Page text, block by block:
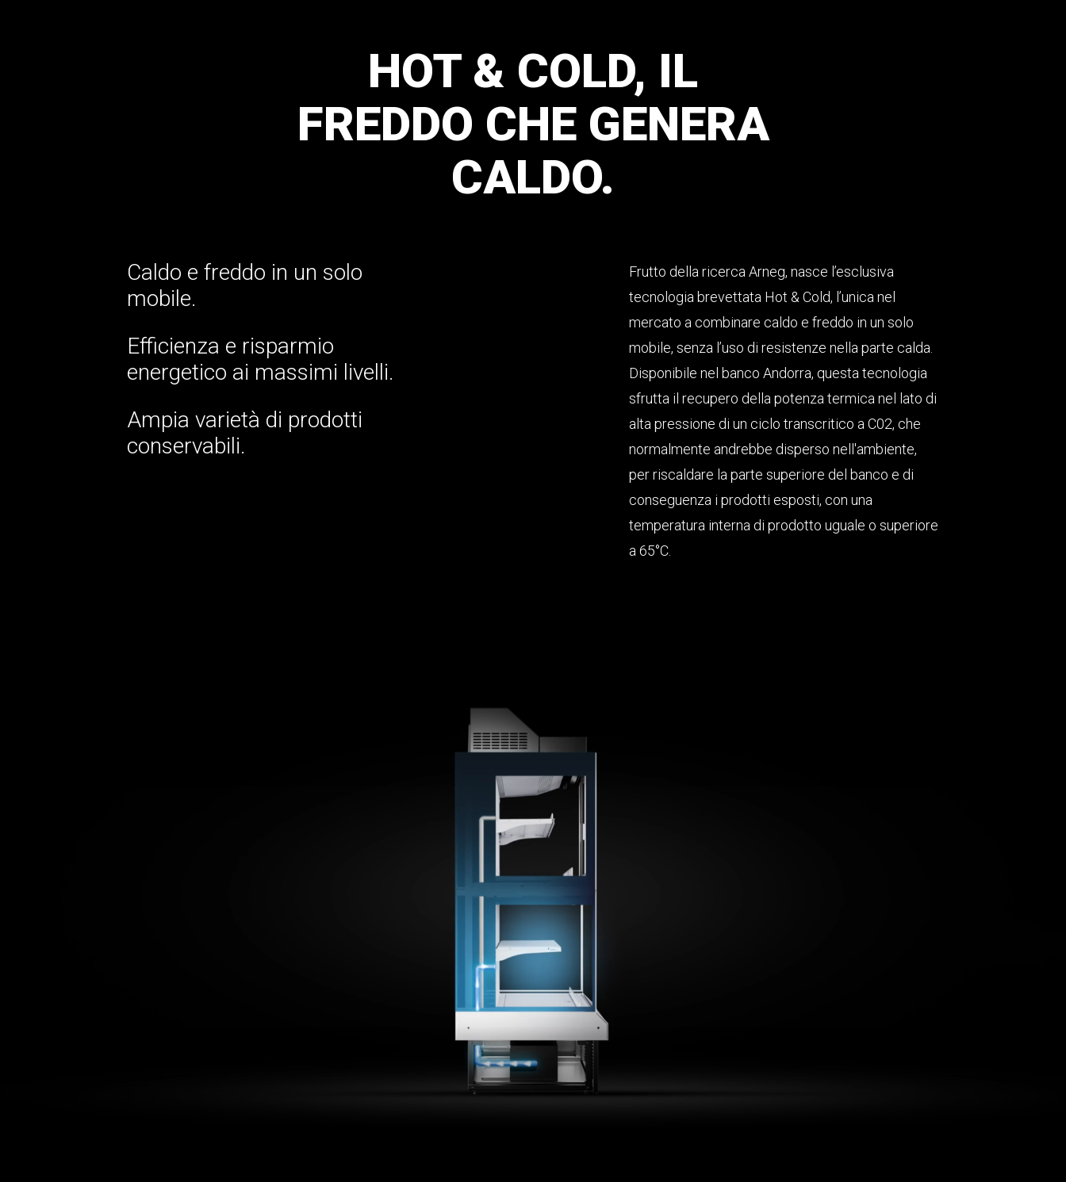
HOT & COLD, IL
FREDDO CHE GENERA
CALDO.
Caldo e freddo in un solo
mobile.
Efficienza e risparmio
energetico ai massimi livelli.
Ampia varietà di prodotti
conservabili.
Frutto della ricerca Arneg, nasce l’esclusiva
tecnologia brevettata Hot & Cold, l’unica nel
mercato a combinare caldo e freddo in un solo
mobile, senza l’uso di resistenze nella parte calda.
Disponibile nel banco Andorra, questa tecnologia
sfrutta il recupero della potenza termica nel lato di
alta pressione di un ciclo transcritico a C02, che
normalmente andrebbe disperso nell'ambiente,
per riscaldare la parte superiore del banco e di
conseguenza i prodotti esposti, con una
temperatura interna di prodotto uguale o superiore
a 65°C.